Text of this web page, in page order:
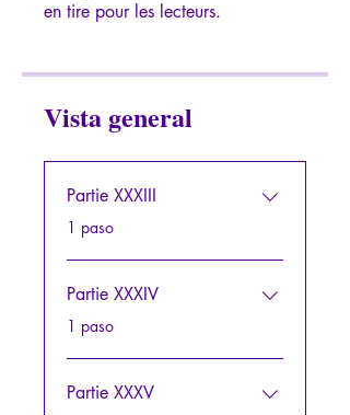
Vista general
Partie XXXIII
.1 paso
Partie XXXIV
.1 paso
Partie XXXV